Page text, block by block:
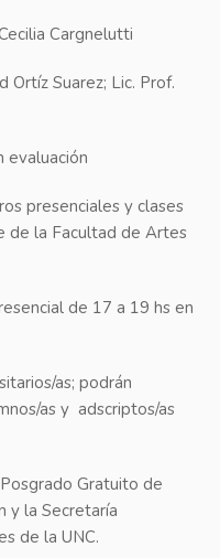
Cargnelutti
Ortíz Suarez; Lic. Prof.
evaluación
presenciales y clases
de la Facultad de Artes
de 17 a 19 hs en
as; podrán
as y adscriptos/as
Gratuito de
y la Secretaría
de la UNC.